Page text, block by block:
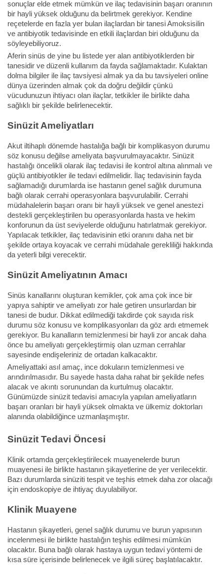
sonuçlar elde etmek mümkün ve ilaç tedavisinin başarı oranının
bir hayli yüksek olduğunu da belirtmek gerekiyor. Kendine
reçetelerde en fazla yer bulan ilaçlardan bir tanesi Amoksisilin
ve antibiyotik tedavisinde en etkili ilaçlardan biri olduğunu da
söyleyebiliyoruz.
Aferin sinüs de yine bu listede yer alan antibiyotiklerden bir
tanesidir ve düzenli kullanım da fayda sağlamaktadır. Kulaktan
dolma bilgiler ile ilaç tavsiyesi almak ya da bu tavsiyeleri online
dünya üzerinden almak çok da doğru değildir çünkü
vücudunuzun ihtiyacı olan ilaçlar, tetkikler ile birlikte daha
sağlıklı bir şekilde belirlenecektir.
Sinüzit Ameliyatları
Akut iltihaplı dönemde hastalığa bağlı bir komplikasyon durumu
söz konusu değilse ameliyata başvurulmayacaktır. Sinüzit
hastalığı öncelikli olarak ilaç tedavisi ile kontrol altına alınmalı ve
güçlü antibiyotikler ile tedavi edilmelidir. İlaç tedavisinin fayda
sağlamadığı durumlarda ise hastanın genel sağlık durumuna
bağlı olarak cerrahi operasyonlara başvurulabilir. Cerrahi
müdahalelerin başarı oranı bir hayli yüksek ve genel anestezi
destekli gerçekleştirilen bu operasyonlarda hasta ve hekim
konforunun da üst seviyelerde olduğunu hatırlatmak gerekiyor.
Yapılacak tetkikler, ilaç tedavisinin etki oranını daha net bir
şekilde ortaya koyacak ve cerrahi müdahale gerekliliği hakkında
da yeterli bilgi verecektir.
Sinüzit Ameliyatının Amacı
Sinüs kanallarını oluşturan kemikler, çok ama çok ince bir
yapıya sahiptir ve ameliyatı zor hale getiren unsurlardan bir
tanesi de budur. Dikkat edilmediği takdirde çok sayıda risk
durumu söz konusu ve komplikasyonları da göz ardı etmemek
gerekiyor. Bu kanalların temizlenmesi bir hayli zor ancak daha
önce bu ameliyatı gerçekleştirmiş olan uzman cerrahlar
sayesinde endişeleriniz de ortadan kalkacaktır.
Ameliyattaki asıl amaç, ince dokuların temizlenmesi ve
arındırılmasıdır. Bu sayede hasta daha rahat bir şekilde nefes
alacak ve akıntı sorunundan da kurtulmuş olacaktır.
Günümüzde sinüzit tedavisi amacıyla yapılan ameliyatların
başarı oranları bir hayli yüksek olmakta ve ülkemiz doktorları
alanında olabildiğince uzmanlaşmıştır.
Sinüzit Tedavi Öncesi
Klinik ortamda gerçekleştirilecek muayenelerde burun
muayenesi ile birlikte hastanın şikayetlerine de yer verilecektir.
Bazı durumlarda sinüziti tespit ve teşhis etmek daha zor olacağı
için endoskopiye de ihtiyaç duyulabiliyor.
Klinik Muayene
Hastanın şikayetleri, genel sağlık durumu ve burun yapısının
incelenmesi ile birlikte hastalığın teşhis edilmesi mümkün
olacaktır. Buna bağlı olarak hastaya uygun tedavi yöntemi de
kısa süre içerisinde belirlenecek ve ilgili süreç başlatılacaktır.